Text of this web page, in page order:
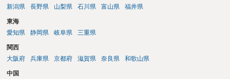
新潟県
長野県 山梨県 石川県 富山県 福井県
東海
愛知県
静岡県 岐阜県 三重県
関西
大阪府
兵庫県 京都府 滋賀県 奈良県 和歌山県
中国